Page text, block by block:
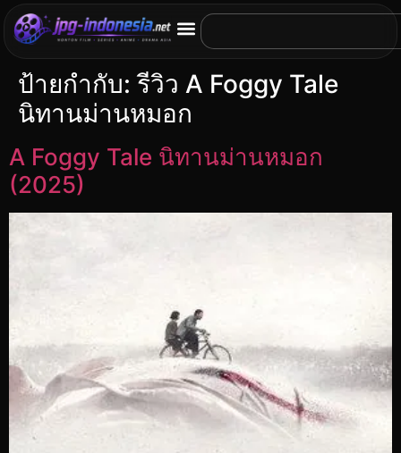
ป้ายกำกับ:รีวิว A Foggy Tale
นิทานม่านหมอก
A Foggy Tale นิทานม่านหมอก
(2025)